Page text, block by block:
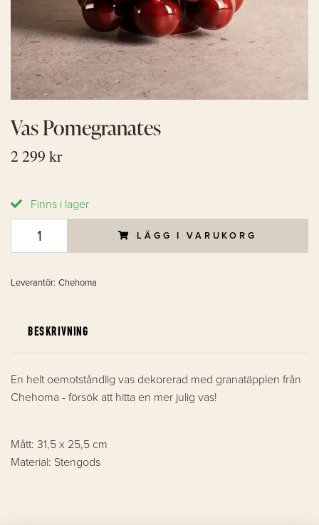
Vas Pomegranates
2 299 kr
Finns i lager
LÄGG I VARUKORG
Leverantör: Chehoma
BESKRIVNING
En helt oemotståndlig vas dekorerad med granatäpplen från
Chehoma - försök att hitta en mer julig vas!
Mått: 31,5 x 25,5 cm
Material: Stengods